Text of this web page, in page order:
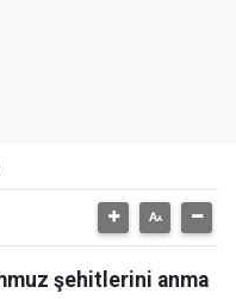
şehitlerini anma